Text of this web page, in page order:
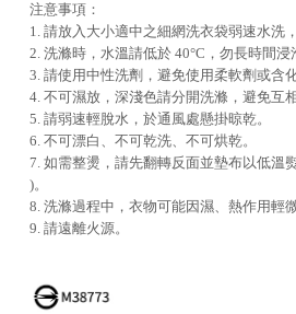
注意事項：
1. 請放入大小適中之細網洗衣袋弱速水洗
2. 洗滌時，水溫請低於 40°C，勿長時間浸
3. 請使用中性洗劑，避免使用柔軟劑或含
4. 不可濕放，深淺色請分開洗滌，避免互
5. 請弱速輕脫水，於通風處懸掛晾乾。
6. 不可漂白、不可乾洗、不可烘乾。
7. 如需整燙，請先翻轉反面並墊布以低溫
)。
8. 洗滌過程中，衣物可能因濕、熱作用輕
9. 請遠離火源。